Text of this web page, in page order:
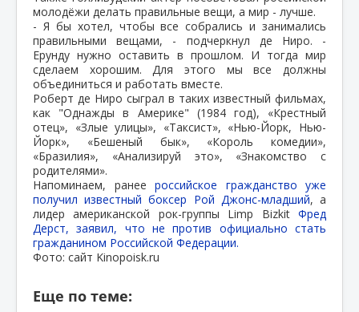
молодёжи делать правильные вещи, а мир - лучше.
- Я бы хотел, чтобы все собрались и занимались
правильными вещами, - подчеркнул де Ниро. -
Ерунду нужно оставить в прошлом. И тогда мир
сделаем хорошим. Для этого мы все должны
объединиться и работать вместе.
Роберт де Ниро сыграл в таких известный фильмах,
как "Однажды в Америке" (1984 год), «Крестный
отец», «Злые улицы», «Таксист», «Нью-Йорк, Нью-
Йорк», «Бешеный бык», «Король комедии»,
«Бразилия», «Анализируй это», «Знакомство с
родителями».
Напоминаем, ранее российское гражданство уже
получил известный боксер Рой Джонс-младший, а
лидер американской рок-группы Limp Bizkit Фред
Дерст, заявил, что не против официально стать
гражданином Российской Федерации.
Фото: сайт Kinopoisk.ru
Еще по теме: